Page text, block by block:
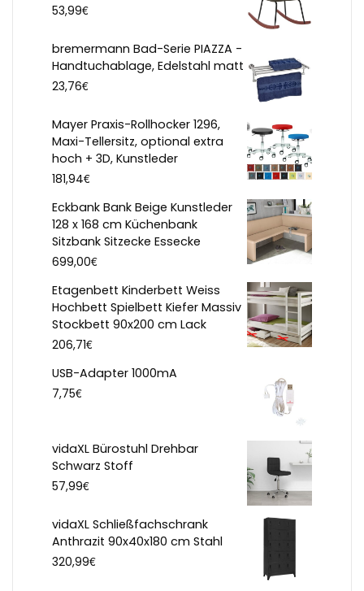
53,99€
bremermann Bad-Serie PIAZZA -
Handtuchablage, Edelstahl matt
23,76€
Mayer Praxis-Rollhocker 1296,
Maxi-Tellersitz, optional extra
hoch + 3D, Kunstleder
181,94€
Eckbank Bank Beige Kunstleder
128 x 168 cm Küchenbank
Sitzbank Sitzecke Essecke
699,00€
Etagenbett Kinderbett Weiss
Hochbett Spielbett Kiefer Massiv
Stockbett 90x200 cm Lack
206,71€
USB-Adapter 1000mA
7,75€
vidaXL Bürostuhl Drehbar
Schwarz Stoff
57,99€
vidaXL Schließfachschrank
Anthrazit 90x40x180 cm Stahl
320,99€